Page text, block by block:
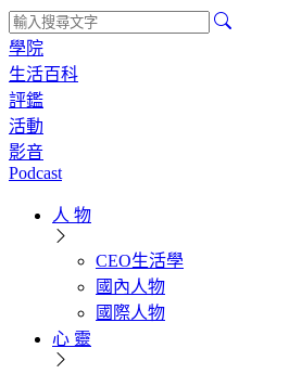
學院
生活百科
評鑑
活動
影音
Podcast
人 物
CEO生活學
國內人物
國際人物
心 靈